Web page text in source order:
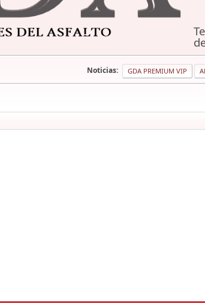
Noticias: GDA PREMIUM VIP